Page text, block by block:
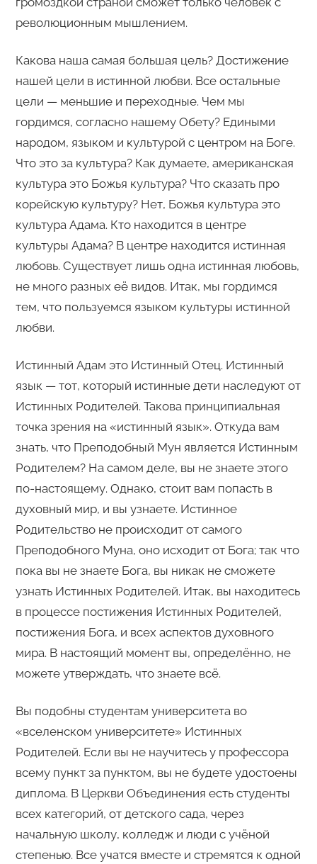
революционным мышлением.
Какова наша самая большая цель? Достижение
нашей цели в истинной любви. Все остальные
цели — меньшие и переходные. Чем мы
гордимся, согласно нашему Обету? Едиными
народом, языком и культурой с центром на Боге.
Что это за культура? Как думаете, американская
культура это Божья культура? Что сказать про
корейскую культуру? Нет, Божья культура это
культура Адама. Кто находится в центре
культуры Адама? В центре находится истинная
любовь. Существует лишь одна истинная любовь,
не много разных её видов. Итак, мы гордимся
тем, что пользуемся языком культуры истинной
любви.
Истинный Адам это Истинный Отец. Истинный
язык — тот, который истинные дети наследуют от
Истинных Родителей. Такова принципиальная
точка зрения на «истинный язык». Откуда вам
знать, что Преподобный Мун является Истинным
Родителем? На самом деле, вы не знаете этого
по-настоящему. Однако, стоит вам попасть в
духовный мир, и вы узнаете. Истинное
Родительство не происходит от самого
Преподобного Муна, оно исходит от Бога; так что
пока вы не знаете Бога, вы никак не сможете
узнать Истинных Родителей. Итак, вы находитесь
в процессе постижения Истинных Родителей,
постижения Бога, и всех аспектов духовного
мира. В настоящий момент вы, определённо, не
можете утверждать, что знаете всё.
Вы подобны студентам университета во
«вселенском университете» Истинных
Родителей. Если вы не научитесь у профессора
всему пункт за пунктом, вы не будете удостоены
диплома. В Церкви Объединения есть студенты
всех категорий, от детского сада, через
начальную школу, колледж и люди с учёной
степенью. Все учатся вместе и стремятся к одной